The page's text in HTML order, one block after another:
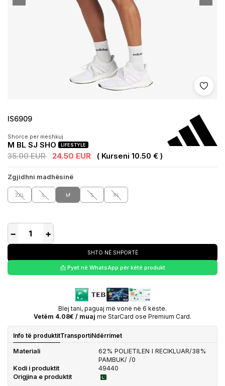
Shto
IS6909
Shorce per meshkuj
M BL SJ SHO LIFESTYLE
35.00 EUR 24.50 EUR ( Kurseni 10.50 € )
Zgjidhni madhësinë
2XL L M S XL
− +
SHTO NË SHPORTË
📩 Pyet në WhatsApp për këtë produkt
Blej tani, paguaj më vonë në 6 këste.
Vetëm 4.08€ / muaj me StarCard ose Premium Card.
Info të produktitTransportiNdërrimet
Materiali
62% POLIETILEN I RECIKLUAR/38%
PAMBUK/ /0
Kodi i produktit
49440
Origjina e produktit